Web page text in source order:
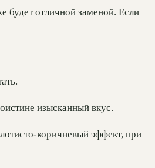
будет отличной заменой. Если
изысканный вкус.
коричневый эффект, при